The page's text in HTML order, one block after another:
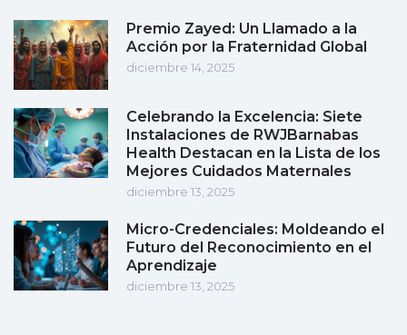
Premio Zayed: Un Llamado a la
Acción por la Fraternidad Global
diciembre 14, 2025
Celebrando la Excelencia: Siete
Instalaciones de RWJBarnabas
Health Destacan en la Lista de los
Mejores Cuidados Maternales
diciembre 13, 2025
Micro-Credenciales: Moldeando el
Futuro del Reconocimiento en el
Aprendizaje
diciembre 13, 2025